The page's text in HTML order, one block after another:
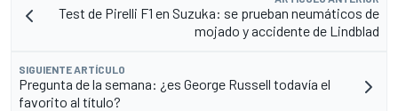
Test de Pirelli F1 en Suzuka: se prueban neumáticos de
mojado y accidente de Lindblad
SIGUIENTE ARTÍCULO
Pregunta de la semana: ¿es George Russell todavía el
favorito al título?